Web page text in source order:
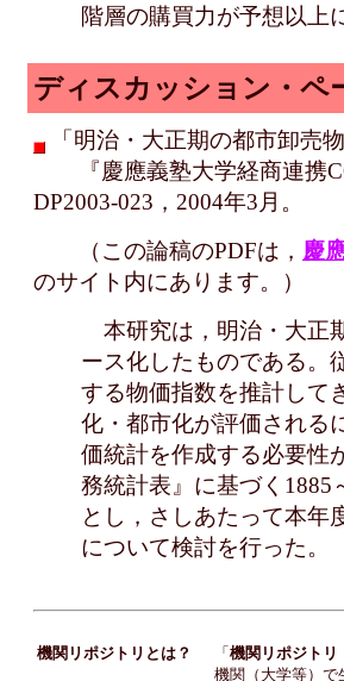
階層の購買力が予想以上
ディスカッション・ペ
「明治・大正期の都市卸売
『慶應義塾大学経商連携
DP2003-023，2004年3月。
（この論稿のPDFは， 慶
のサイト内にあります。）
本研究は，明治・大正
ース化したものである。
する物価指数を推計して
化・都市化が評価される
価統計を作成する必要性
務統計表』に基づく1885
とし，さしあたって本年
について検討を行った。
機関リポジトリとは？ 「 機関リポジトリ
機関（大学等）で